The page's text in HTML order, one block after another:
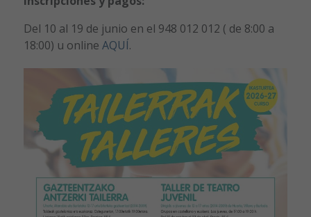
Del 10 al 19 de junio en el 948 012 012 ( de 8:00 a
18:00) u online AQUÍ.